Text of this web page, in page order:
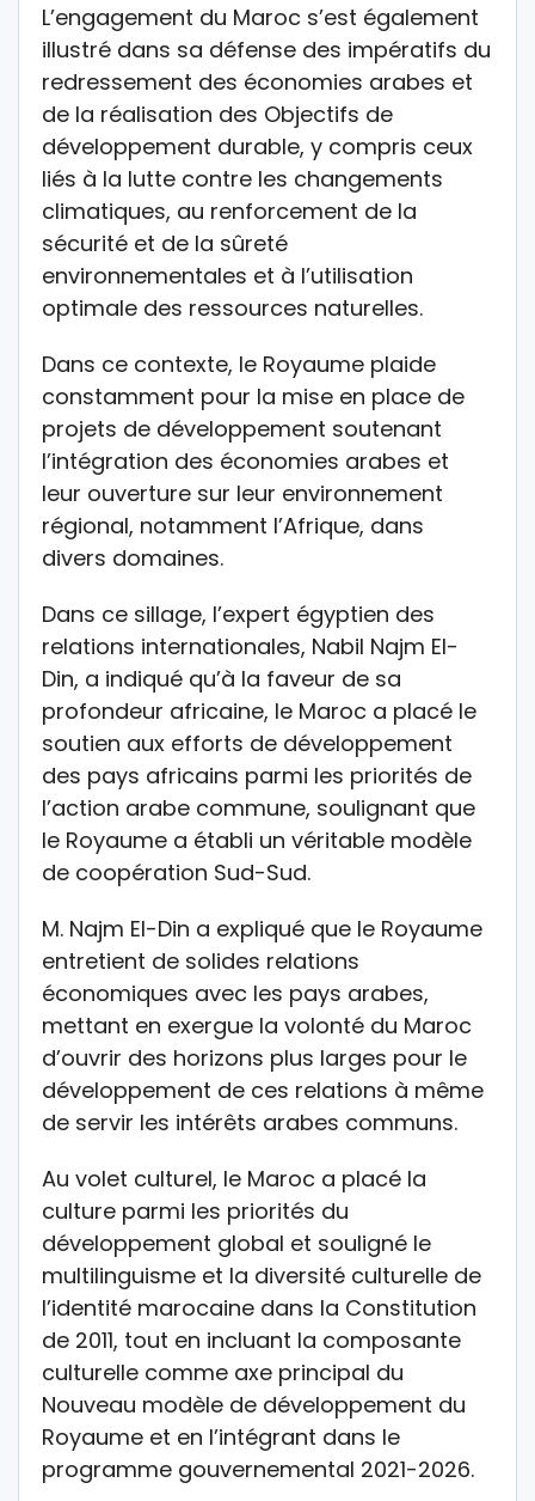
L’engagement du Maroc s’est également
illustré dans sa défense des impératifs du
redressement des économies arabes et
de la réalisation des Objectifs de
développement durable, y compris ceux
liés à la lutte contre les changements
climatiques, au renforcement de la
sécurité et de la sûreté
environnementales et à l’utilisation
optimale des ressources naturelles.
Dans ce contexte, le Royaume plaide
constamment pour la mise en place de
projets de développement soutenant
l’intégration des économies arabes et
leur ouverture sur leur environnement
régional, notamment l’Afrique, dans
divers domaines.
Dans ce sillage, l’expert égyptien des
relations internationales, Nabil Najm El-
Din, a indiqué qu’à la faveur de sa
profondeur africaine, le Maroc a placé le
soutien aux efforts de développement
des pays africains parmi les priorités de
l’action arabe commune, soulignant que
le Royaume a établi un véritable modèle
de coopération Sud-Sud.
M. Najm El-Din a expliqué que le Royaume
entretient de solides relations
économiques avec les pays arabes,
mettant en exergue la volonté du Maroc
d’ouvrir des horizons plus larges pour le
développement de ces relations à même
de servir les intérêts arabes communs.
Au volet culturel, le Maroc a placé la
culture parmi les priorités du
développement global et souligné le
multilinguisme et la diversité culturelle de
l’identité marocaine dans la Constitution
de 2011, tout en incluant la composante
culturelle comme axe principal du
Nouveau modèle de développement du
Royaume et en l’intégrant dans le
programme gouvernemental 2021-2026.